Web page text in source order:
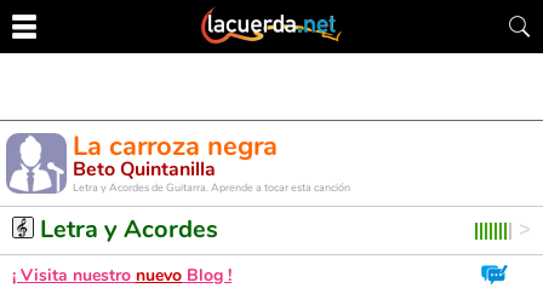
La carroza negra
Beto Quintanilla
Letra y Acordes de Guitarra. Aprende a tocar esta canción
Letra y Acordes
¡ Visita nuestro nuevo Blog !